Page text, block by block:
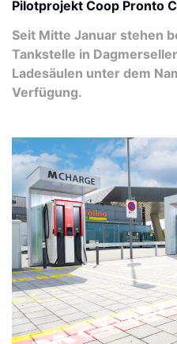
Pilotprojekt Coop Pronto
Seit Mitte Januar stehen
Tankstelle in
Ladesäulen unter dem
Verfügung.